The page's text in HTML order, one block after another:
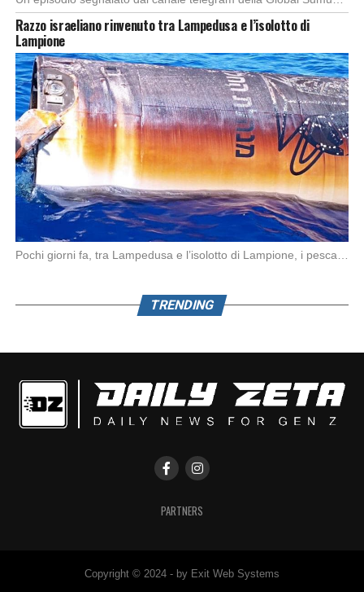
Razzo israeliano rinvenuto tra Lampedusa e l’isolotto di
Lampione
Pochi giorni fa, tra Lampedusa e l’isolotto di Lampione, i pescatori del motopeschereccio Andrea Doria […]
TRENDING
PARTNERS
Copyright © 2024 - by Exit Web Systems